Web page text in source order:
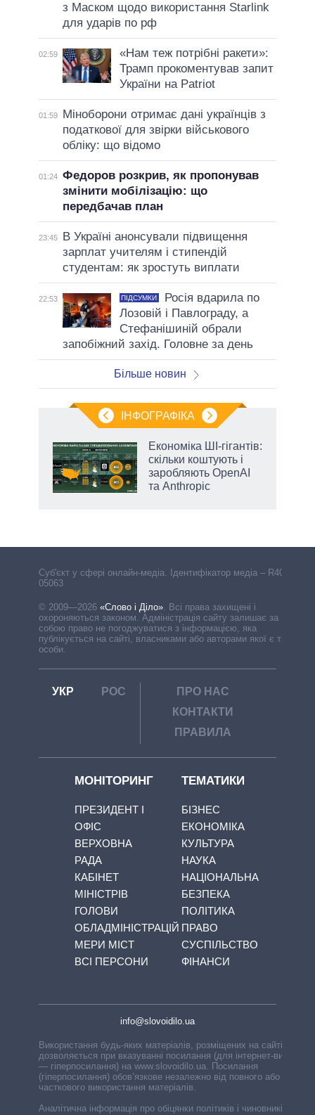
з Маском щодо використання Starlink
для ударів по рф
02:59
«Нам теж потрібні ракети»:
Трамп прокоментував запит
України на Patriot
01:59
Міноборони отримає дані українців з
податкової для звірки військового
обліку: що відомо
01:24 Федоров розкрив, як пропонував
змінити мобілізацію: що
передбачав план
23:45
В Україні анонсували підвищення
зарплат учителям і стипендій
студентам: як зростуть виплати
22:53 ПІДСУМКИ
Росія вдарила по
Лозовій і Павлограду, а
Стефанішиній обрали
запобіжний захід. Головне за день
Більше новин
ІНФОГРАФІКА
Економіка ШІ-гігантів:
скільки коштують і
заробляють OpenAI
та Anthropic
Cуб'єкт у сфері онлайн-медіа. Ідентифікатор медіа – R40-
05063
© 2009—2026 «Слово і Діло». Всі права захищені і
охороняються законом. Адміністрація сайту залишає за
собою право не погоджуватися з інформацією, яка
публікується на сайті, власниками або авторами якої є треті
особи.
УКР РОС
ПРО НАС
КОНТАКТИ
ПРАВИЛА
МОНІТОРИНГ
ПРЕЗИДЕНТ І
ОФІС
ВЕРХОВНА
РАДА
КАБІНЕТ
МІНІСТРІВ
ГОЛОВИ
ОБЛАДМІНІСТРАЦІЙ
МЕРИ МІСТ
ВСІ ПЕРСОНИ
ТЕМАТИКИ
БІЗНЕС
ЕКОНОМІКА
КУЛЬТУРА
НАУКА
НАЦІОНАЛЬНА
БЕЗПЕКА
ПОЛІТИКА
ПРАВО
СУСПІЛЬСТВО
ФІНАНСИ
info@slovoidilo.ua
Використання будь-яких матеріалів, розміщених на сайті,
дозволяється при вказуванні посилання (для інтернет-видань
— гіперпосилання) на www.slovoidilo.ua. Посилання
(гіперпосилання) обов’язкове незалежно від повного або
часткового використання матеріалів.
Аналітична інформація про обіцянки політиків і чиновників,